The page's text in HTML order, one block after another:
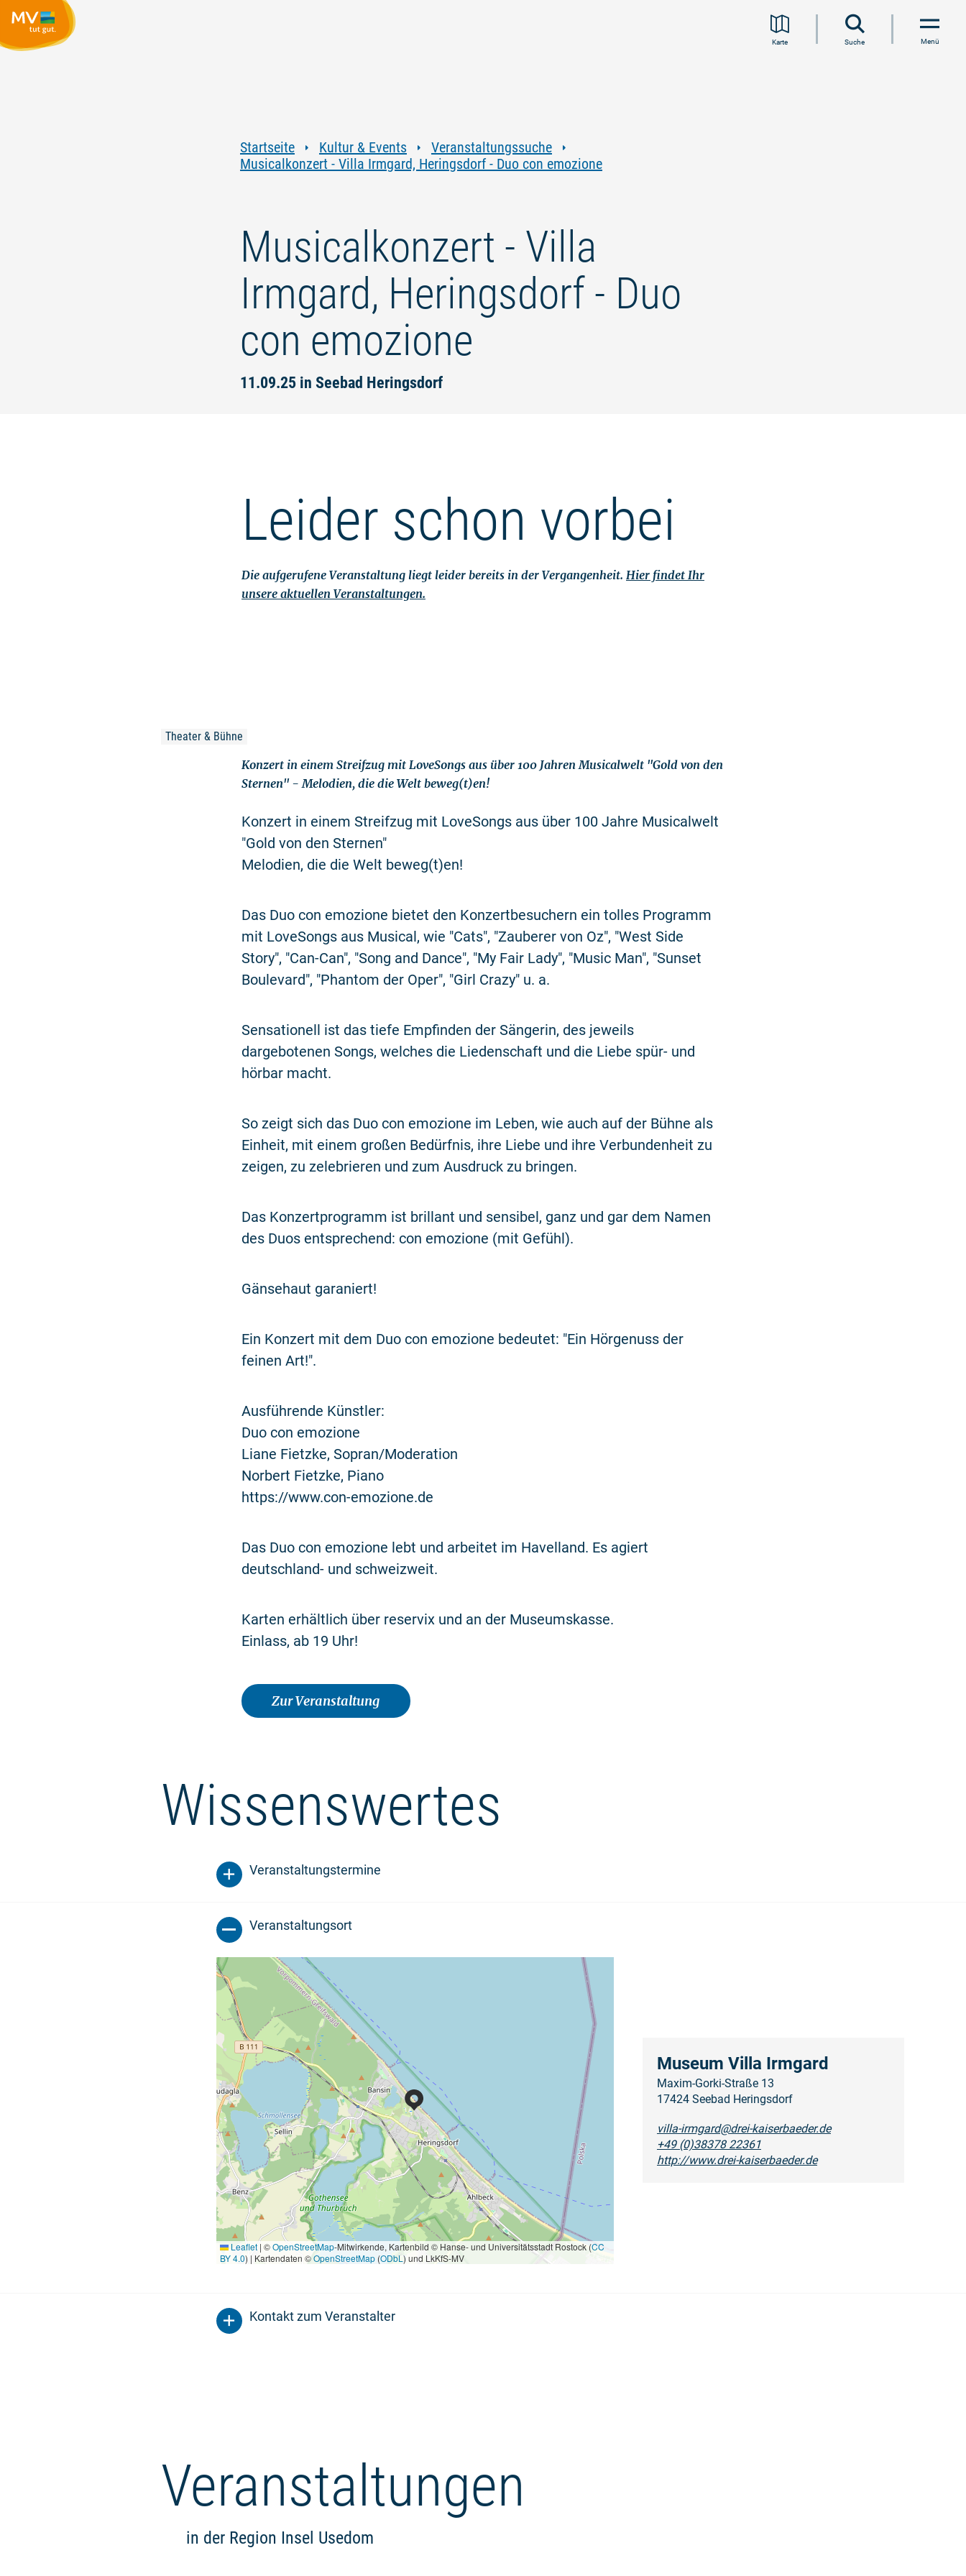
Karte Suche Menü
Startseite Kultur & Events
Veranstaltungssuche
Musicalkonzert - Villa Irmgard, Heringsdorf - Duo con emozione
Musicalkonzert - Villa
Irmgard, Heringsdorf - Duo
con emozione
11.09.25 in Seebad Heringsdorf
Leider schon vorbei
Die aufgerufene Veranstaltung liegt leider bereits in der Vergangenheit. Hier findet Ihr
unsere aktuellen Veranstaltungen.
Theater & Bühne
Konzert in einem Streifzug mit LoveSongs aus über 100 Jahren Musicalwelt "Gold von den
Sternen" - Melodien, die die Welt beweg(t)en!
Konzert in einem Streifzug mit LoveSongs aus über 100 Jahre Musicalwelt
"Gold von den Sternen"
Melodien, die die Welt beweg(t)en!
Das Duo con emozione bietet den Konzertbesuchern ein tolles Programm
mit LoveSongs aus Musical, wie "Cats", "Zauberer von Oz", "West Side
Story", "Can-Can", "Song and Dance", "My Fair Lady", "Music Man", "Sunset
Boulevard", "Phantom der Oper", "Girl Crazy" u. a.
Sensationell ist das tiefe Empfinden der Sängerin, des jeweils
dargebotenen Songs, welches die Liedenschaft und die Liebe spür- und
hörbar macht.
So zeigt sich das Duo con emozione im Leben, wie auch auf der Bühne als
Einheit, mit einem großen Bedürfnis, ihre Liebe und ihre Verbundenheit zu
zeigen, zu zelebrieren und zum Ausdruck zu bringen.
Das Konzertprogramm ist brillant und sensibel, ganz und gar dem Namen
des Duos entsprechend: con emozione (mit Gefühl).
Gänsehaut garaniert!
Ein Konzert mit dem Duo con emozione bedeutet: "Ein Hörgenuss der
feinen Art!".
Ausführende Künstler:
Duo con emozione
Liane Fietzke, Sopran/Moderation
Norbert Fietzke, Piano
https://www.con-emozione.de
Das Duo con emozione lebt und arbeitet im Havelland. Es agiert
deutschland- und schweizweit.
Karten erhältlich über reservix und an der Museumskasse.
Einlass, ab 19 Uhr!
Zur Veranstaltung
Wissenswertes
Veranstaltungstermine
Veranstaltungsort
Leaflet | ©OpenStreetMap-Mitwirkende, Kartenbild © Hanse- und Universitätsstadt Rostock (CC
BY 4.0) | Kartendaten ©OpenStreetMap(ODbL ) und LkKfS-MV
Museum Villa Irmgard
Maxim-Gorki-Straße 13
17424 Seebad Heringsdorf
villa-irmgard@drei-kaiserbaeder.de
+49 (0)38378 22361
http://www.drei-kaiserbaeder.de
Kontakt zum Veranstalter
Veranstaltungen
in der Region Insel Usedom